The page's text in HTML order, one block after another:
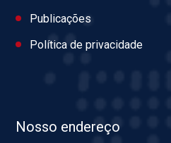
Publicações
Política de privacidade
Nosso endereço